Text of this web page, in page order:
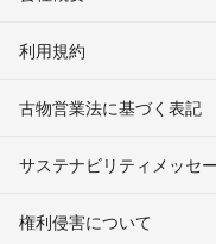
利用規約
古物営業法に基づく表記
サステナビリティメッセ
権利侵害について